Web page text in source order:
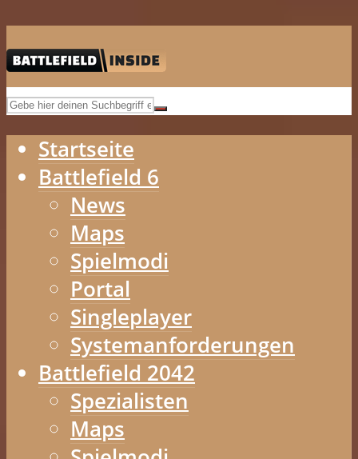
Startseite
Battlefield 6
News
Maps
Spielmodi
Portal
Singleplayer
Systemanforderungen
Battlefield 2042
Spezialisten
Maps